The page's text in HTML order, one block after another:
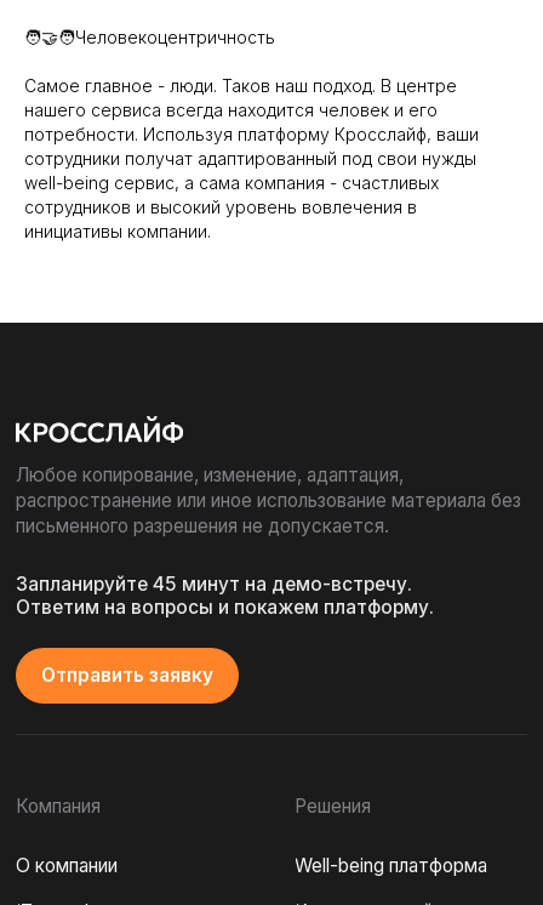
🧑‍🤝‍🧑Человекоцентричность
Самое главное - люди. Таков наш подход. В центре
нашего сервиса всегда находится человек и его
потребности. Используя платформу Кросслайф, ваши
сотрудники получат адаптированный под свои нужды
well-being сервис, а сама компания - счастливых
сотрудников и высокий уровень вовлечения в
инициативы компании.
ОГРН 123 7800010249
Реквизиты
Обзор лучших мировых практик корпоративных
Бенефиты корпоративного долголетия:
Решения
Компания
О компании
IT-платформа
Презентация
Психологическое и
ментальное здоровье
Корпоративный спорт
Well-being платформа
Безопасность
sales@crosslife.me
Кейсы
Умный кафетерий льгот